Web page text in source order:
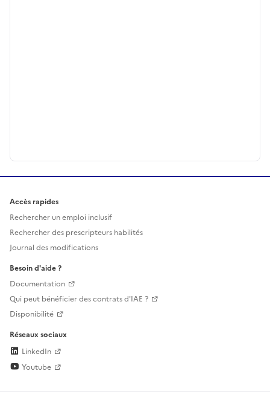
Accès rapides
Rechercher un emploi inclusif
Rechercher des prescripteurs habilités
Journal des modifications
Besoin d'aide ?
Documentation
Qui peut bénéficier des contrats d'IAE ?
Disponibilité
Réseaux sociaux
LinkedIn
Youtube